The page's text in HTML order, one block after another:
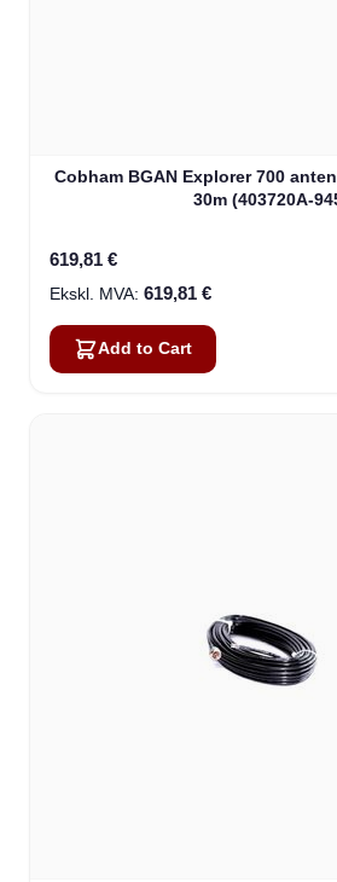
Cobham BGAN Explorer 700
30m (403720A-
619,81 €
619,81 €
Add to Cart